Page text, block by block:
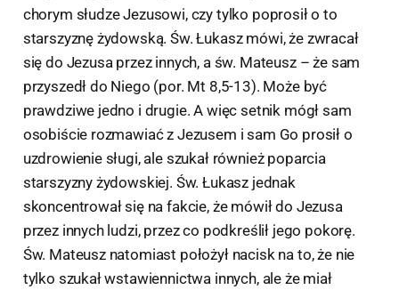
chorym słudze Jezusowi, czy tylko poprosił o to
starszyznę żydowską. Św. Łukasz mówi, że zwracał
się do Jezusa przez innych, a św. Mateusz – że sam
przyszedł do Niego (por. Mt 8,5-13). Może być
prawdziwe jedno i drugie. A więc setnik mógł sam
osobiście rozmawiać z Jezusem i sam Go prosił o
uzdrowienie sługi, ale szukał również poparcia
starszyzny żydowskiej. Św. Łukasz jednak
skoncentrował się na fakcie, że mówił do Jezusa
przez innych ludzi, przez co podkreślił jego pokorę.
Św. Mateusz natomiast położył nacisk na to, że nie
tylko szukał wstawiennictwa innych, ale że miał